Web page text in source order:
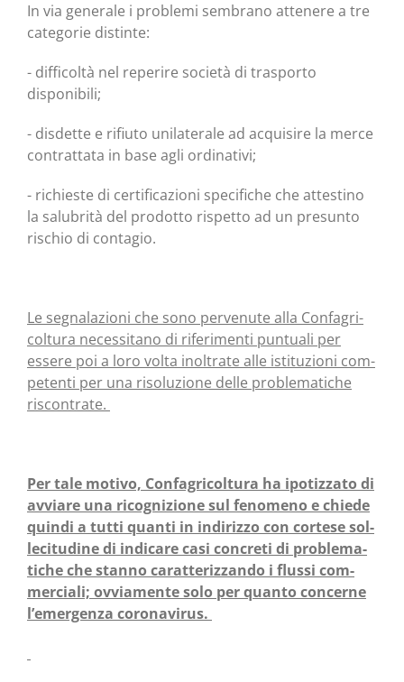
In via gene­ra­le i pro­ble­mi sem­bra­no atte­ne­re a tre
cate­go­rie distinte:
- dif­fi­col­tà nel repe­ri­re socie­tà di tra­spor­to
disponibili;
- disdet­te e rifiu­to uni­la­te­ra­le ad acqui­si­re la mer­ce
con­trat­ta­ta in base agli ordinativi;
- richie­ste di cer­ti­fi­ca­zio­ni spe­ci­fi­che che atte­sti­no
la salu­bri­tà del pro­dot­to rispet­to ad un pre­sun­to
rischio di contagio.
Le segna­la­zio­ni che sono per­ve­nu­te alla Con­fa­gri­
col­tu­ra neces­si­ta­no di rife­ri­men­ti pun­tua­li per
esse­re poi a loro vol­ta inol­tra­te alle isti­tu­zio­ni com­
pe­ten­ti per una riso­lu­zio­ne del­le pro­ble­ma­ti­che
riscontrate.
Per tale moti­vo, Con­fa­gri­col­tu­ra ha ipo­tiz­za­to di
avvia­re una rico­gni­zio­ne sul feno­me­no e chie­de
quin­di a tut­ti quan­ti in indi­riz­zo con cor­te­se sol­
le­ci­tu­di­ne di indi­ca­re casi con­cre­ti di pro­ble­ma­
ti­che che stan­no carat­te­riz­zan­do i flus­si com­
mer­cia­li; ovvia­men­te solo per quan­to con­cer­ne
l’emergenza coronavirus.